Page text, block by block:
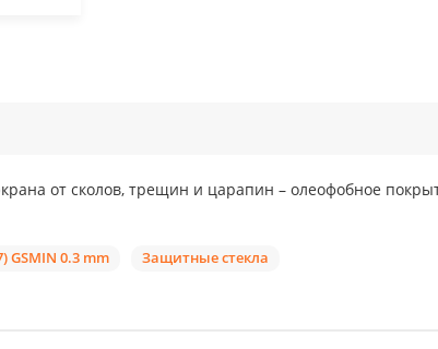
от сколов, трещин и царапин – олеофобное
GSMIN 0.3 mm Защитные стекла